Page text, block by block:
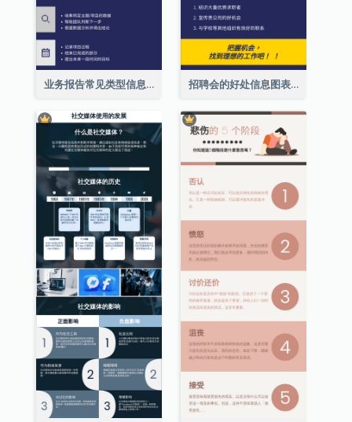
业务报告常见类型信息图表 招聘会的好处信息图表